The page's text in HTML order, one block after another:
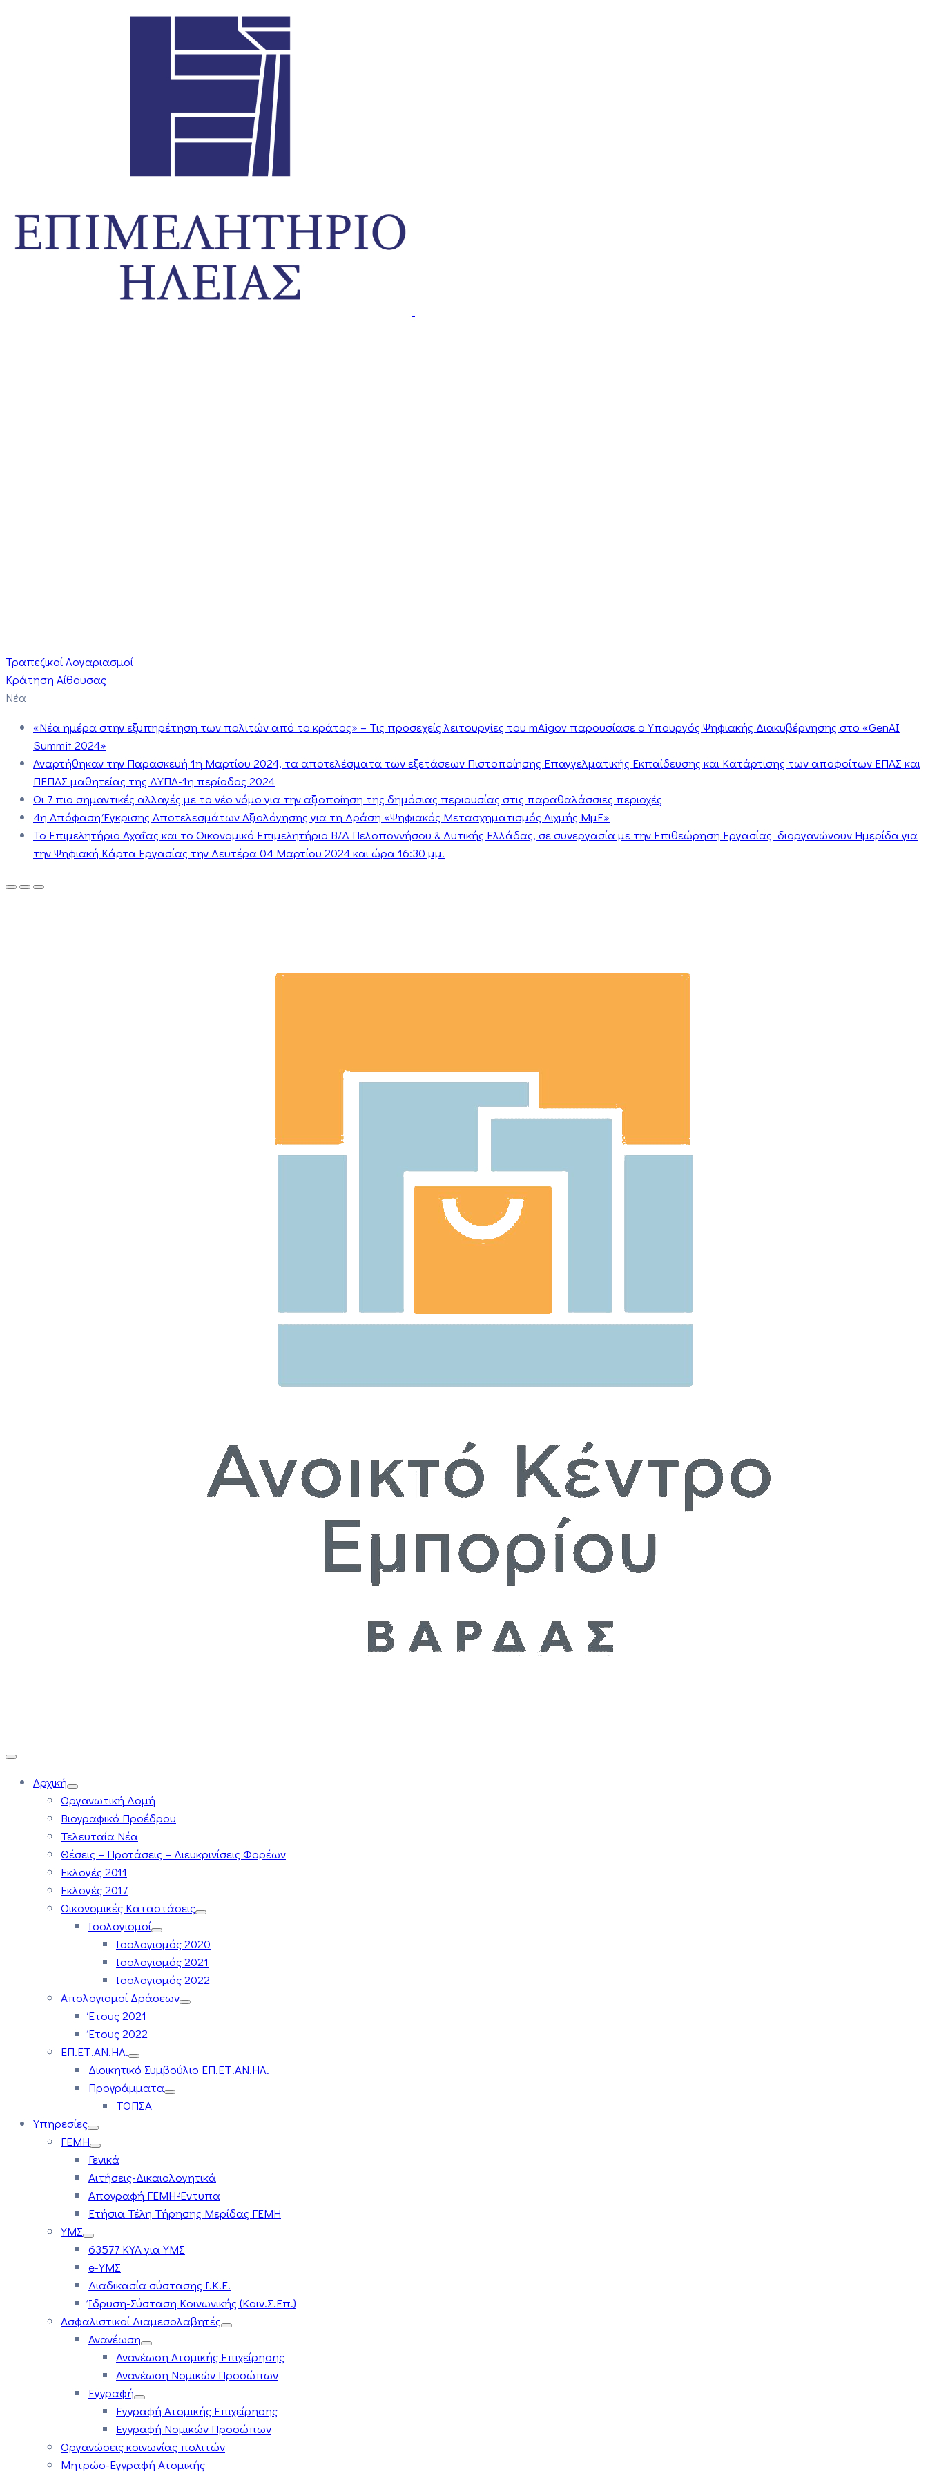
Τραπεζικοί Λογαριασμοί
Κράτηση Αίθουσας
Νέα
«Νέα ημέρα στην εξυπηρέτηση των πολιτών από το κράτος» – Τις προσεχείς λειτουργίες του mAigov παρουσίασε ο Υπουργός Ψηφιακής Διακυβέρνησης στο «GenAI
Summit 2024»
Αναρτήθηκαν την Παρασκευή 1η Μαρτίου 2024, τα αποτελέσματα των εξετάσεων Πιστοποίησης Επαγγελματικής Εκπαίδευσης και Κατάρτισης των αποφοίτων ΕΠΑΣ και
ΠΕΠΑΣ μαθητείας της ΔΥΠΑ-1η περίοδος 2024
Οι 7 πιο σημαντικές αλλαγές με το νέο νόμο για την αξιοποίηση της δημόσιας περιουσίας στις παραθαλάσσιες περιοχές
4η Απόφαση Έγκρισης Αποτελεσμάτων Αξιολόγησης για τη Δράση «Ψηφιακός Μετασχηματισμός Αιχμής ΜμΕ»
Το Επιμελητήριο Αχαΐας και το Οικονομικό Επιμελητήριο Β/Δ Πελοποννήσου & Δυτικής Ελλάδας, σε συνεργασία με την Επιθεώρηση Εργασίας διοργανώνουν Ημερίδα για
την Ψηφιακή Κάρτα Εργασίας την Δευτέρα 04 Μαρτίου 2024 και ώρα 16:30 μμ.
Αρχική
Οργανωτική Δομή
Βιογραφικό Προέδρου
Τελευταία Νέα
Θέσεις – Προτάσεις – Διευκρινίσεις Φορέων
Εκλογές 2011
Εκλογές 2017
Οικονομικές Καταστάσεις
Ισολογισμοί
Ισολογισμός 2020
Ισολογισμός 2021
Ισολογισμός 2022
Απολογισμοί Δράσεων
Έτους 2021
Έτους 2022
ΕΠ.ΕΤ.ΑΝ.ΗΛ.
Διοικητικό Συμβούλιο ΕΠ.ΕΤ.ΑΝ.ΗΛ.
Προγράμματα
ΤΟΠΣΑ
Υπηρεσίες
ΓΕΜΗ
Γενικά
Αιτήσεις-Δικαιολογητικά
Απογραφή ΓΕΜΗ-Έντυπα
Ετήσια Τέλη Τήρησης Μερίδας ΓΕΜΗ
ΥΜΣ
63577 ΚΥΑ για ΥΜΣ
e-ΥΜΣ
Διαδικασία σύστασης Ι.Κ.Ε.
Ίδρυση-Σύσταση Κοινωνικής (Κοιν.Σ.Επ.)
Ασφαλιστικοί Διαμεσολαβητές
Ανανέωση
Ανανέωση Ατομικής Επιχείρησης
Ανανέωση Νομικών Προσώπων
Εγγραφή
Εγγραφή Ατομικής Επιχείρησης
Εγγραφή Νομικών Προσώπων
Οργανώσεις κοινωνίας πολιτών
Μητρώο-Εγγραφή Ατομικής